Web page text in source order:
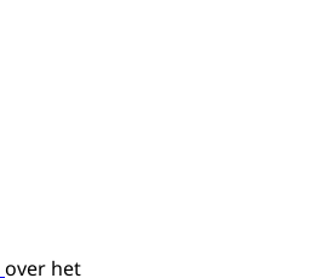
over het